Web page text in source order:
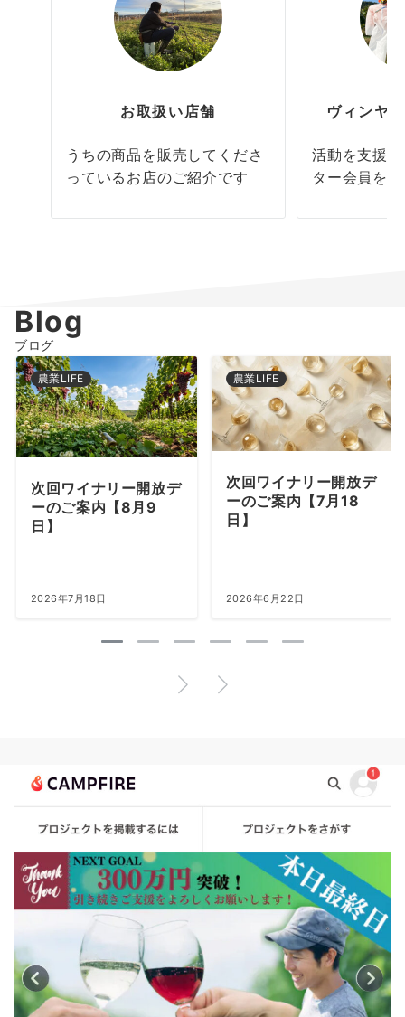
お取扱い店舗
うちの商品を販売してくださ
っているお店のご紹介です
ヴィンヤ
活動を支援
ター会員を
Blog
ブログ
農業LIFE
次回ワイナリー開放デ
ーのご案内【8月9
日】
2026年7月18日
農業LIFE
次回ワイナリー開放デ
ーのご案内【7月18
日】
2026年6月22日